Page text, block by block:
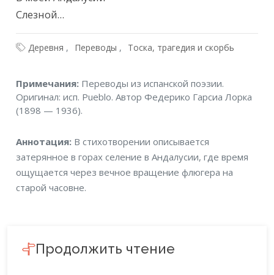
Слезной…
Деревня Переводы Тоска, трагедия и скорбь
Примечания
Примечания: Переводы из испанской поэзии.
Оригинал: исп. Pueblo. Автор Федерико Гарсиа Лорка
(1898 — 1936).
Аннотация
Аннотация: В стихотворении описывается
затерянное в горах селение в Андалусии, где время
ощущается через вечное вращение флюгера на
старой часовне.
Продолжить чтение